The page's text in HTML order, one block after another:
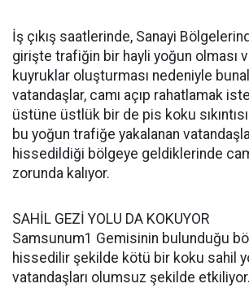
İş çıkış saatlerinde, Sanayi
girişte trafiğin bir hayli yoğun olması
kuyruklar oluşturması nedeniyle
vatandaşlar, camı açıp rahatlamak
üstüne üstlük bir de pis koku sıkıntısı
bu yoğun trafiğe yakalanan
hissedildiği bölgeye geldiklerinde
zorunda kalıyor.
SAHİL GEZİ YOLU DA KOKUYOR
Samsunum1 Gemisinin bulunduğu
hissedilir şekilde kötü bir koku sahil
vatandaşları olumsuz şekilde etkiliyor.